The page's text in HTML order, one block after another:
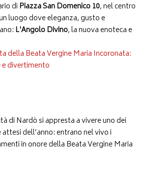
di Piazza San Domenico 10, nel centro
luogo dove eleganza, gusto e
L'Angolo Divino, la nuova enoteca e
della Beata Vergine Maria Incoronata:
e divertimento
di Nardò si appresta a vivere uno dei
dell’anno: entrano nel vivo i
in onore della Beata Vergine Maria